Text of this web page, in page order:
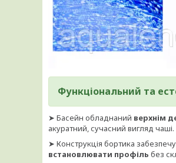
Функціональний та
➤ Басейн обладнаний верхнім
акуратний, сучасний вигляд чаші.
➤ Конструкція бортика
встановлювати профіль без